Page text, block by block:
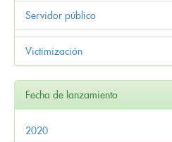
Servidor público
Victimización
Fecha de lanzamiento
2020